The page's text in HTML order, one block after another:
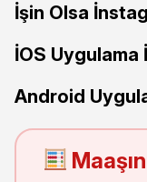
İşin Olsa
İOS
Android